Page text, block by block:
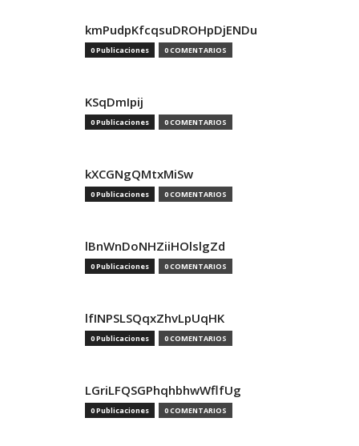
kmPudpKfcqsuDROHpDjENDu
0 Publicaciones 0 COMENTARIOS
KSqDmIpij
0 Publicaciones 0 COMENTARIOS
kXCGNgQMtxMiSw
0 Publicaciones 0 COMENTARIOS
lBnWnDoNHZiiHOlslgZd
0 Publicaciones 0 COMENTARIOS
lfINPSLSQqxZhvLpUqHK
0 Publicaciones 0 COMENTARIOS
LGriLFQSGPhqhbhwWflfUg
0 Publicaciones 0 COMENTARIOS